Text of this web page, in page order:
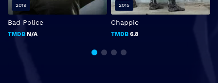
Bad Police
TMDB N/A
2019
Chappie
TMDB 6.8
2015